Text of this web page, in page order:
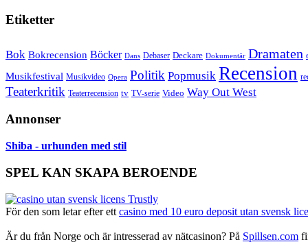
Etiketter
Bok Bokrecension Böcker Dans Debaser Deckare Dokumentär Dramaten
Musikfestival Musikvideo Opera Politik Popmusik Recension
Teaterkritik Teaterrecension tv TV-serie Video Way Out West
Annonser
Shiba - urhunden med stil
SPEL KAN SKAPA BEROENDE
För den som letar efter ett casino med 10 euro deposit utan svensk
Är du från Norge och är intresserad av nätcasinon? På Spillsen.com